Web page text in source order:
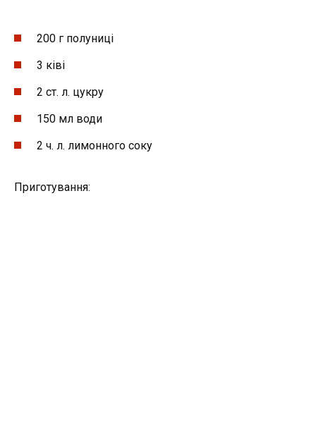
200 г полуниці
3 ківі
2 ст. л. цукру
150 мл води
2 ч. л. лимонного соку
Приготування: